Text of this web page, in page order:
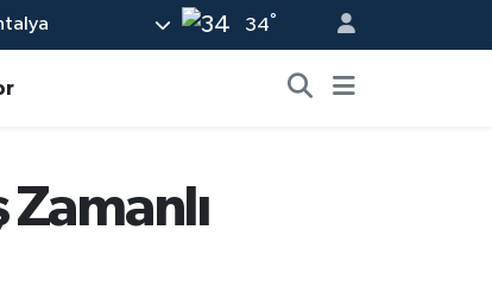
34°
Zamanlı